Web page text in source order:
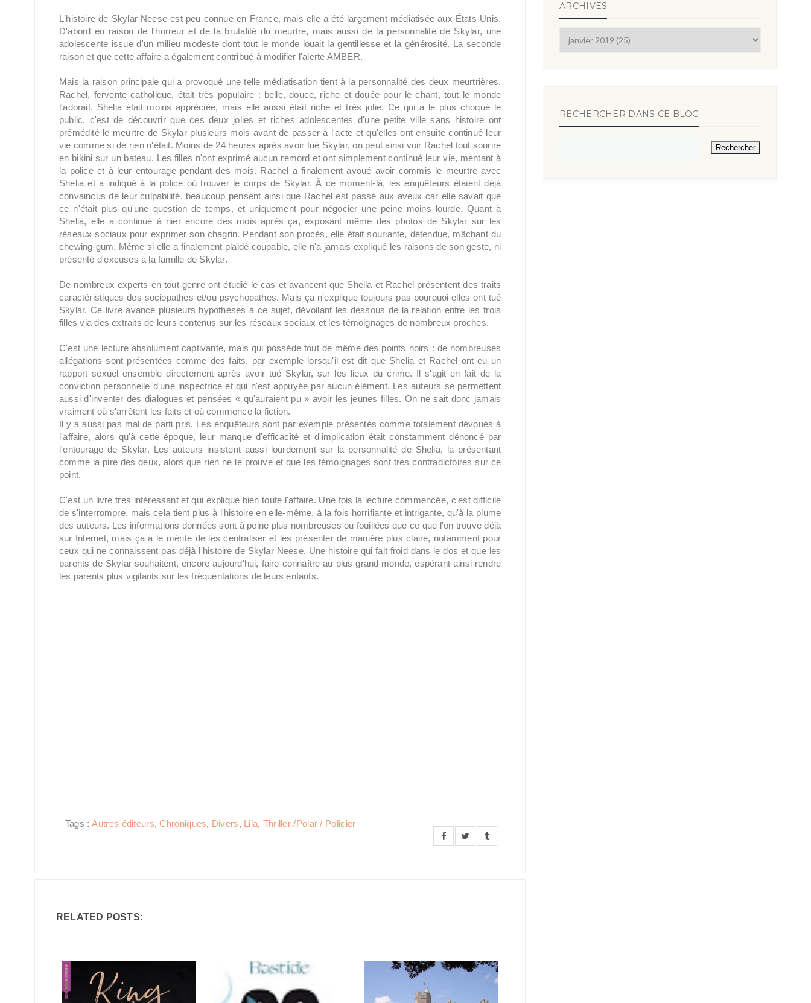
L'histoire de Skylar Neese est peu connue en France, mais elle a été largement médiatisée aux États-Unis.
D'abord en raison de l'horreur et de la brutalité du meurtre, mais aussi de la personnalité de Skylar, une
adolescente issue d'un milieu modeste dont tout le monde louait la gentillesse et la générosité. La seconde
raison et que cette affaire a également contribué à modifier l'alerte AMBER.
Mais la raison principale qui a provoqué une telle médiatisation tient à la personnalité des deux meurtrières.
Rachel, fervente catholique, était très populaire : belle, douce, riche et douée pour le chant, tout le monde
l'adorait. Shelia était moins appréciée, mais elle aussi était riche et très jolie. Ce qui a le plus choqué le
public, c'est de découvrir que ces deux jolies et riches adolescentes d'une petite ville sans histoire ont
prémédité le meurtre de Skylar plusieurs mois avant de passer à l'acte et qu'elles ont ensuite continué leur
vie comme si de rien n'était. Moins de 24 heures après avoir tué Skylar, on peut ainsi voir Rachel tout sourire
en bikini sur un bateau. Les filles n'ont exprimé aucun remord et ont simplement continué leur vie, mentant à
la police et à leur entourage pendant des mois. Rachel a finalement avoué avoir commis le meurtre avec
Shelia et a indiqué à la police où trouver le corps de Skylar. À ce moment-là, les enquêteurs étaient déjà
convaincus de leur culpabilité, beaucoup pensent ainsi que Rachel est passé aux aveux car elle savait que
ce n'était plus qu'une question de temps, et uniquement pour négocier une peine moins lourde. Quant à
Shelia, elle a continué à nier encore des mois après ça, exposant même des photos de Skylar sur les
réseaux sociaux pour exprimer son chagrin. Pendant son procès, elle était souriante, détendue, mâchant du
chewing-gum. Même si elle a finalement plaidé coupable, elle n'a jamais expliqué les raisons de son geste, ni
présenté d'excuses à la famille de Skylar.
De nombreux experts en tout genre ont étudié le cas et avancent que Sheila et Rachel présentent des traits
caractéristiques des sociopathes et/ou psychopathes. Mais ça n'explique toujours pas pourquoi elles ont tué
Skylar. Ce livre avance plusieurs hypothèses à ce sujet, dévoilant les dessous de la relation entre les trois
filles via des extraits de leurs contenus sur les réseaux sociaux et les témoignages de nombreux proches.
C'est une lecture absolument captivante, mais qui possède tout de même des points noirs : de nombreuses
allégations sont présentées comme des faits, par exemple lorsqu'il est dit que Shelia et Rachel ont eu un
rapport sexuel ensemble directement après avoir tué Skylar, sur les lieux du crime. Il s'agit en fait de la
conviction personnelle d'une inspectrice et qui n'est appuyée par aucun élément. Les auteurs se permettent
aussi d'inventer des dialogues et pensées « qu'auraient pu » avoir les jeunes filles. On ne sait donc jamais
vraiment où s'arrêtent les faits et où commence la fiction.
Il y a aussi pas mal de parti pris. Les enquêteurs sont par exemple présentés comme totalement dévoués à
l'affaire, alors qu'à cette époque, leur manque d'efficacité et d'implication était constamment dénoncé par
l'entourage de Skylar. Les auteurs insistent aussi lourdement sur la personnalité de Shelia, la présentant
comme la pire des deux, alors que rien ne le prouve et que les témoignages sont très contradictoires sur ce
point.
C'est un livre très intéressant et qui explique bien toute l'affaire. Une fois la lecture commencée, c'est difficile
de s'interrompre, mais cela tient plus à l'histoire en elle-même, à la fois horrifiante et intrigante, qu'à la plume
des auteurs. Les informations données sont à peine plus nombreuses ou fouillées que ce que l'on trouve déjà
sur Internet, mais ça a le mérite de les centraliser et les présenter de manière plus claire, notamment pour
ceux qui ne connaissent pas déjà l'histoire de Skylar Neese. Une histoire qui fait froid dans le dos et que les
parents de Skylar souhaitent, encore aujourd'hui, faire connaître au plus grand monde, espérant ainsi rendre
les parents plus vigilants sur les fréquentations de leurs enfants.
Tags :Autres éditeurs,Chroniques, Divers, Lila, Thriller /Polar / Policier
RELATED POSTS:
ARCHIVES
RECHERCHER DANS CE BLOG